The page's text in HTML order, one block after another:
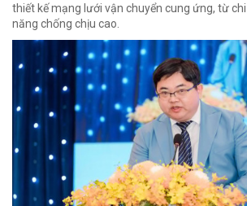
thiết kế mạng lưới vận chuyển cung ứng, từ
năng chống chịu cao.